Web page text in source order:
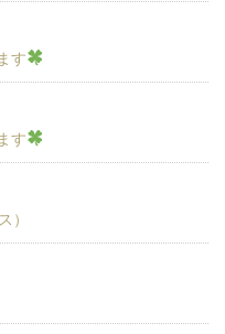
す
す
）